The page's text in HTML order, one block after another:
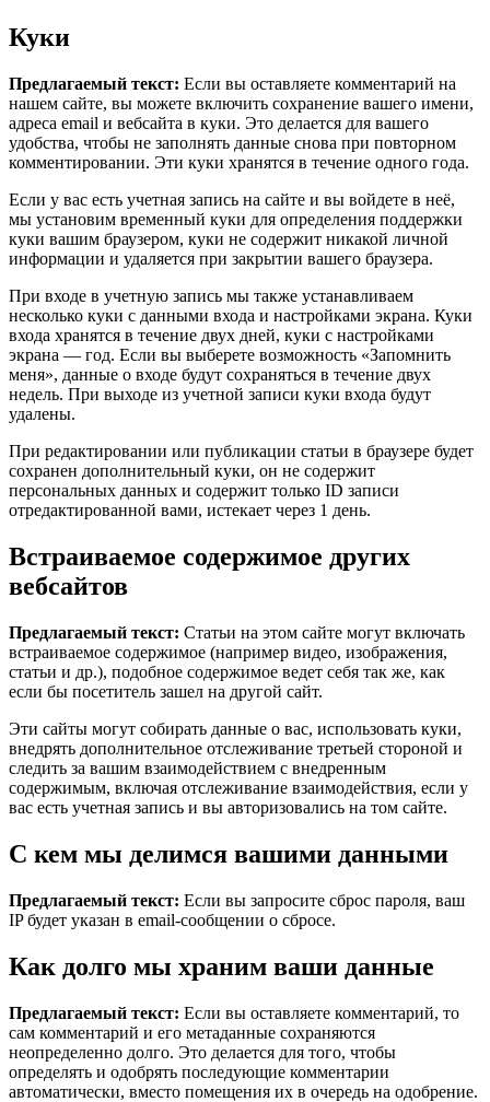
Куки
Предлагаемый текст: Если вы оставляете комментарий на
нашем сайте, вы можете включить сохранение вашего имени,
адреса email и вебсайта в куки. Это делается для вашего
удобства, чтобы не заполнять данные снова при повторном
комментировании. Эти куки хранятся в течение одного года.
Если у вас есть учетная запись на сайте и вы войдете в неё,
мы установим временный куки для определения поддержки
куки вашим браузером, куки не содержит никакой личной
информации и удаляется при закрытии вашего браузера.
При входе в учетную запись мы также устанавливаем
несколько куки с данными входа и настройками экрана. Куки
входа хранятся в течение двух дней, куки с настройками
экрана — год. Если вы выберете возможность «Запомнить
меня», данные о входе будут сохраняться в течение двух
недель. При выходе из учетной записи куки входа будут
удалены.
При редактировании или публикации статьи в браузере будет
сохранен дополнительный куки, он не содержит
персональных данных и содержит только ID записи
отредактированной вами, истекает через 1 день.
Встраиваемое содержимое других
вебсайтов
Предлагаемый текст: Статьи на этом сайте могут включать
встраиваемое содержимое (например видео, изображения,
статьи и др.), подобное содержимое ведет себя так же, как
если бы посетитель зашел на другой сайт.
Эти сайты могут собирать данные о вас, использовать куки,
внедрять дополнительное отслеживание третьей стороной и
следить за вашим взаимодействием с внедренным
содержимым, включая отслеживание взаимодействия, если у
вас есть учетная запись и вы авторизовались на том сайте.
С кем мы делимся вашими данными
Предлагаемый текст: Если вы запросите сброс пароля, ваш
IP будет указан в email-сообщении о сбросе.
Как долго мы храним ваши данные
Предлагаемый текст: Если вы оставляете комментарий, то
сам комментарий и его метаданные сохраняются
неопределенно долго. Это делается для того, чтобы
определять и одобрять последующие комментарии
автоматически, вместо помещения их в очередь на одобрение.